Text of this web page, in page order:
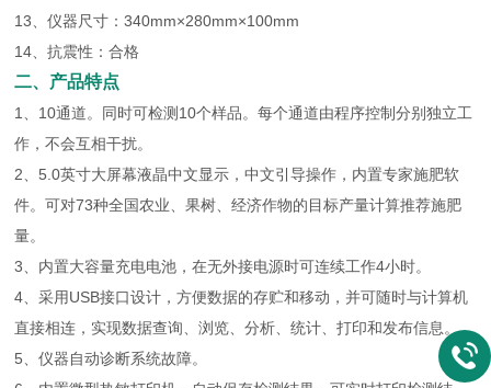
13、仪器尺寸：340mm×280mm×100mm
14、抗震性：合格
二、产品特点
1、10通道。同时可检测10个样品。每个通道由程序控制分别独立工
作，不会互相干扰。
2、5.0英寸大屏幕液晶中文显示，中文引导操作，内置专家施肥软
件。可对73种全国农业、果树、经济作物的目标产量计算推荐施肥
量。
3、内置大容量充电电池，在无外接电源时可连续工作4小时。
4、采用USB接口设计，方便数据的存贮和移动，并可随时与计算机
直接相连，实现数据查询、浏览、分析、统计、打印和发布信息。
5、仪器自动诊断系统故障。